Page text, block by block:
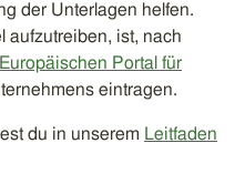
der Unterlagen helfen.
aufzutreiben, ist, nach
Europäischen Portal für
eintragen.
du in unserem Leitfaden